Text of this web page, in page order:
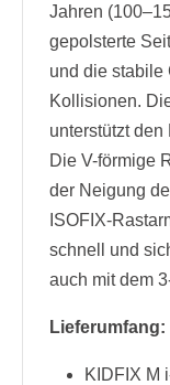
Jahren
gepolsterte
und die stabile
Kollisionen.
unterstützt
Die V-förmige
der Neigung
ISOFIX-
schnell und
auch mit dem
Lieferumfang:
KIDFIX M